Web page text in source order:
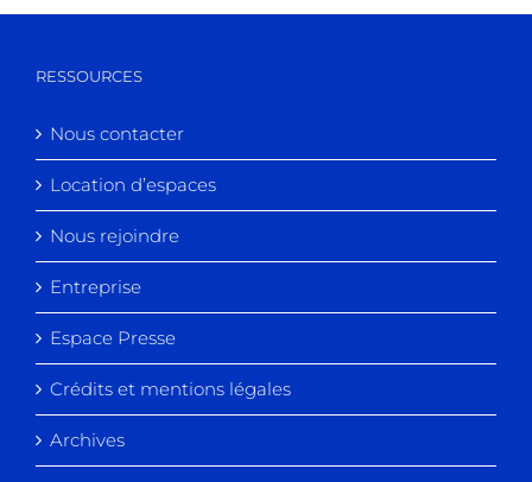
RESSOURCES
Nous contacter
Location d’espaces
Nous rejoindre
Entreprise
Espace Presse
Crédits et mentions légales
Archives